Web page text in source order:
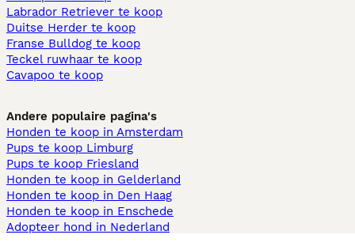
Labrador Retriever te koop
Duitse Herder te koop
Franse Bulldog te koop
Teckel ruwhaar te koop
Cavapoo te koop
Andere populaire pagina's
Honden te koop in Amsterdam
Pups te koop Limburg​
Pups te koop Friesland​
Honden te koop in Gelderland
Honden te koop in Den Haag
Honden te koop in Enschede
Adopteer hond in Nederland